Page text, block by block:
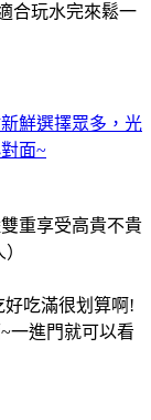
合玩水完來鬆一
鮮選擇眾多，光
面~
重享受高貴不貴
好吃滿很划算啊!
一進門就可以看